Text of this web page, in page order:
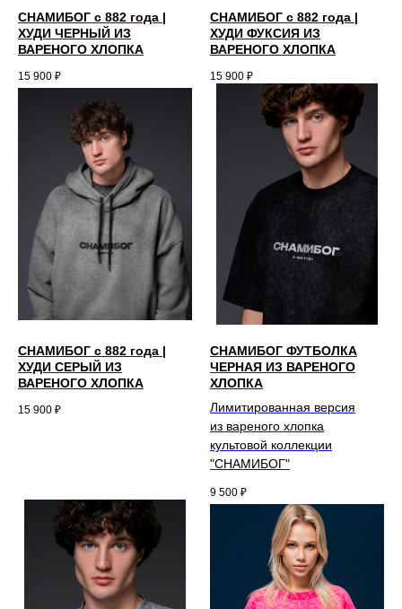
СНАМИБОГ c 882 года |
ХУДИ ЧЕРНЫЙ ИЗ
ВАРЕНОГО ХЛОПКА
15 900 ₽
СНАМИБОГ c 882 года |
ХУДИ ФУКСИЯ ИЗ
ВАРЕНОГО ХЛОПКА
15 900 ₽
СНАМИБОГ c 882 года |
ХУДИ СЕРЫЙ ИЗ
ВАРЕНОГО ХЛОПКА
15 900 ₽
СНАМИБОГ ФУТБОЛКА
ЧЕРНАЯ ИЗ ВАРЕНОГО
ХЛОПКА
Лимитированная версия
из вареного хлопка
культовой коллекции
"СНАМИБОГ"
9 500 ₽
*Instagram является продуктом компании Meta Platforms inc. признанной
экстремистской организацией и запрещенной в РФ.
РАЗРАБОТАНО АГЕНТСТВОМ YOCH